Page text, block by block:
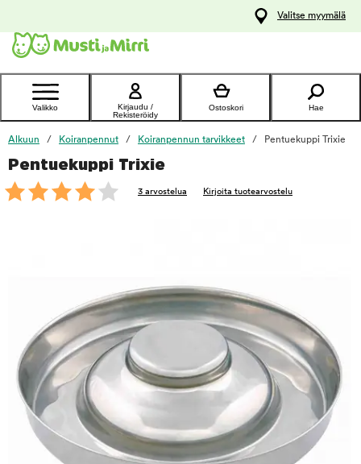
Ota yhteyttä
asiakaspalveluun
Valitse myymälä
Valikko
Kirjaudu /
Rekisteröidy
Ostoskori Hae
Alkuun Koiranpennut Koiranpennun tarvikkeet Pentuekuppi Trixie
Pentuekuppi Trixie
3 arvostelua Kirjoita tuotearvostelu
foo